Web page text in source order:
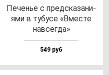
Печенье с пред­ска­за­ни­
ями в ту­бу­се «Вмес­те
нав­сег­да»
549 руб